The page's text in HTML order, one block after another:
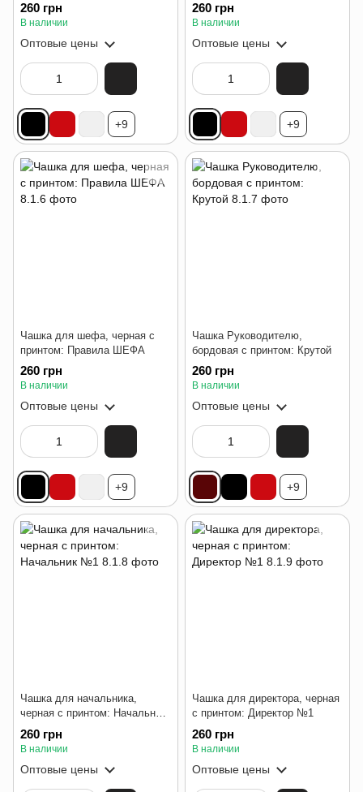
260 грн
В наличии
Оптовые цены
+9
260 грн
В наличии
Оптовые цены
+9
Чашка для шефа, черная с
принтом: Правила ШЕФА
260 грн
В наличии
Оптовые цены
+9
Чашка Руководителю,
бордовая с принтом: Крутой
260 грн
В наличии
Оптовые цены
+9
Чашка для начальника,
черная с принтом: Начальник
№1
260 грн
В наличии
Оптовые цены
Чашка для директора, черная
с принтом: Директор №1
260 грн
В наличии
Оптовые цены